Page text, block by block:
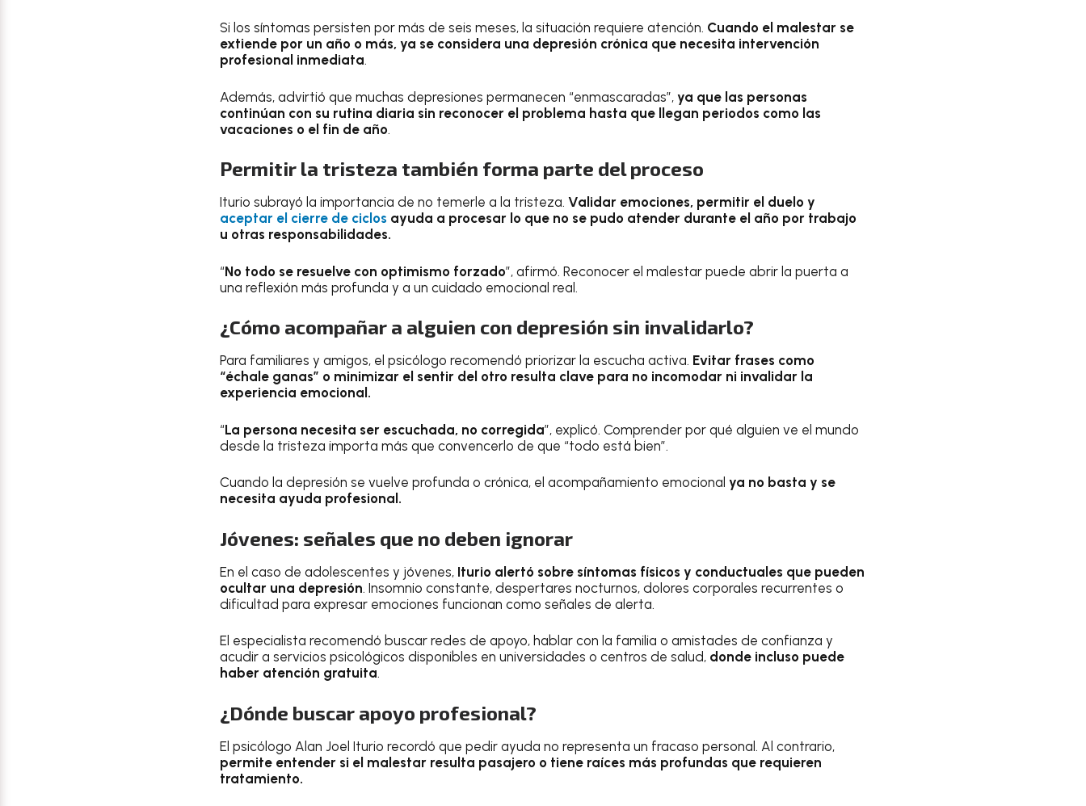
Si los síntomas persisten por más de seis meses, la situación requiere atención. Cuando el malestar se
extiende por un año o más, ya se considera una depresión crónica que necesita intervención
profesional inmediata.
Además, advirtió que muchas depresiones permanecen “enmascaradas”, ya que las personas
continúan con su rutina diaria sin reconocer el problema hasta que llegan periodos como las
vacaciones o el fin de año.
Permitir la tristeza también forma parte del proceso
Iturio subrayó la importancia de no temerle a la tristeza. Validar emociones, permitir el duelo y
aceptar el cierre de ciclos ayuda a procesar lo que no se pudo atender durante el año por trabajo
u otras responsabilidades.
“No todo se resuelve con optimismo forzado”, afirmó. Reconocer el malestar puede abrir la puerta a
una reflexión más profunda y a un cuidado emocional real.
¿Cómo acompañar a alguien con depresión sin invalidarlo?
Para familiares y amigos, el psicólogo recomendó priorizar la escucha activa. Evitar frases como
“échale ganas” o minimizar el sentir del otro resulta clave para no incomodar ni invalidar la
experiencia emocional.
“La persona necesita ser escuchada, no corregida”, explicó. Comprender por qué alguien ve el mundo
desde la tristeza importa más que convencerlo de que “todo está bien”.
Cuando la depresión se vuelve profunda o crónica, el acompañamiento emocional ya no basta y se
necesita ayuda profesional.
Jóvenes: señales que no deben ignorar
En el caso de adolescentes y jóvenes, Iturio alertó sobre síntomas físicos y conductuales que pueden
ocultar una depresión. Insomnio constante, despertares nocturnos, dolores corporales recurrentes o
dificultad para expresar emociones funcionan como señales de alerta.
El especialista recomendó buscar redes de apoyo, hablar con la familia o amistades de confianza y
acudir a servicios psicológicos disponibles en universidades o centros de salud, donde incluso puede
haber atención gratuita.
¿Dónde buscar apoyo profesional?
El psicólogo Alan Joel Iturio recordó que pedir ayuda no representa un fracaso personal. Al contrario,
permite entender si el malestar resulta pasajero o tiene raíces más profundas que requieren
tratamiento.